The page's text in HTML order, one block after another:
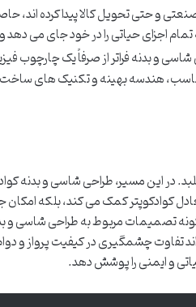
و حتی تحویل کالا پیدا کرده اند،
تمام اجزای حیاتی را در خود جای می
و بدنه فراتر از صرفاً یک چارچوب
هندسه بهینه و تکنیک های
در این مسیر، طراحی شاسی و بدنه
کوادکوپتر کمک می کند، بلکه امکان
تصمیمات مربوط به طراحی شاسی و
تفاوت چشمگیری در کیفیت پرواز و
و ایمنی را پوشش دهد.